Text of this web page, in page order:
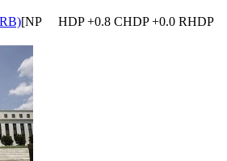
[NP HDP +0.8 CHDP +0.0 RHDP